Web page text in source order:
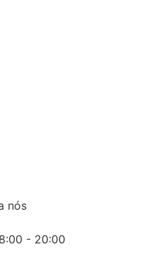
nós
- 20:00